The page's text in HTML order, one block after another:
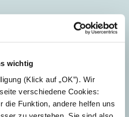
wichtig
(Klick auf „OK”). Wir
verschiedene Cookies:
die Funktion, andere helfen uns